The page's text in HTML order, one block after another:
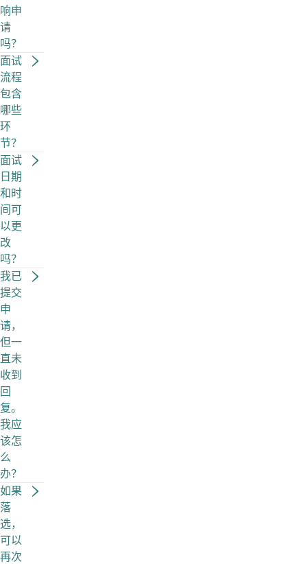
响申
请
吗？
面试
流程
包含
哪些
环
节？
面试
日期
和时
间可
以更
改
吗？
我已
提交
申
请，
但一
直未
收到
回
复。
我应
该怎
么
办？
如果
落
选，
可以
再次